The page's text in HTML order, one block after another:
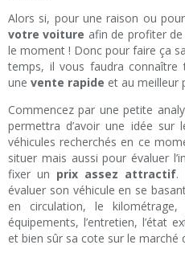
Alors si, pour une raison ou
votre voiture afin de profiter de
le moment ! Donc pour faire ça
temps, il vous faudra
une vente rapide et au meilleur
Commencez par une petite
permettra d’avoir une idée sur
véhicules recherchés en ce
situer mais aussi pour évaluer
fixer un prix assez attractif.
évaluer son véhicule en se
en circulation, le
équipements, l’entretien, l’état
et bien sûr sa cote sur le marché